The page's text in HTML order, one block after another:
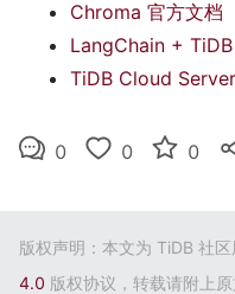
Chroma 官方文档
LangChain +
TiDB Cloud
0 0 0
版权声明：本文为 TiDB 社
4.0 版权协议，转载请附上原